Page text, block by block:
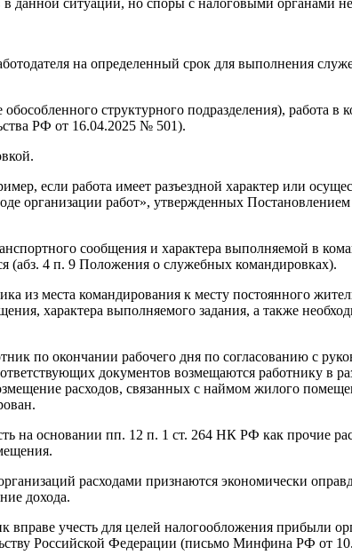
на определенный срок для выполнения
структурного подразделения), работа в
РФ от 16.04.2025 № 501).
если работа имеет разъездной характер или
организации работ», утвержденных
сообщения и характера выполняемой в
(абз. 4 п. 9 Положения о служебных командировках).
из места командирования к месту постоянного
характера выполняемого задания, а также
по окончании рабочего дня по согласованию с
документов возмещаются работнику в
расходов, связанных с наймом жилого
на основании пп. 12 п. 1 ст. 264 НК РФ как прочие
расходами признаются экономически
дохода.
учесть для целей налогообложения прибыли
Российской Федерации (письмо Минфина РФ от